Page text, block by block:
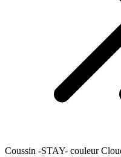
Coussin -STAY- couleur